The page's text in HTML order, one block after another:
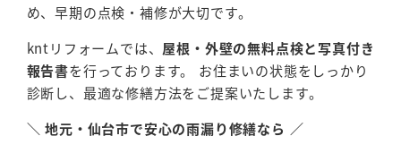
め、早期の点検・補修が大切です。
kntリフォームでは、 屋根・外壁の無料点検と写真付き
報告書を行っております。 お住まいの状態をしっかり
診断し、最適な修繕方法をご提案いたします。
＼ 地元・仙台市で安心の雨漏り修繕なら ／